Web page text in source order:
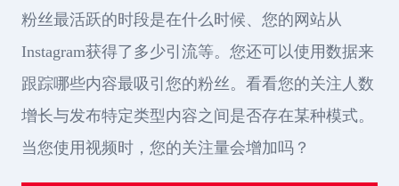
粉丝最活跃的时段是在什么时候、您的网站从
Instagram获得了多少引流等。您还可以使用数据来
跟踪哪些内容最吸引您的粉丝。看看您的关注人数
增长与发布特定类型内容之间是否存在某种模式。
当您使用视频时，您的关注量会增加吗？